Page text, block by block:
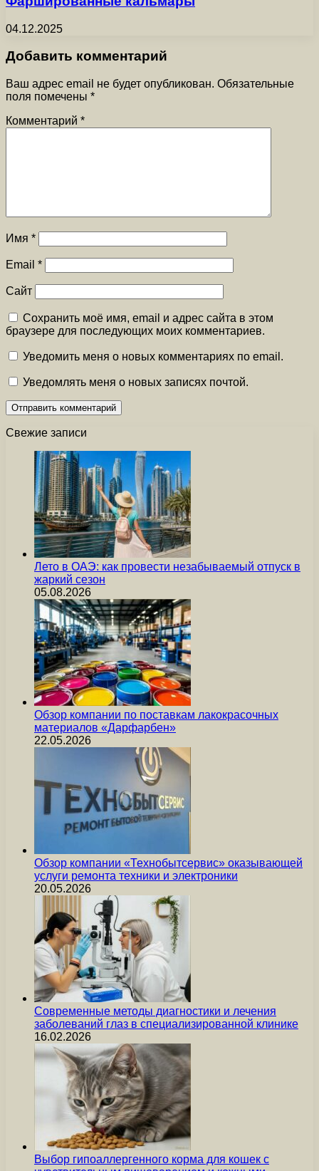
04.12.2025
Добавить комментарий
Ваш адрес email не будет опубликован. Обязательные
поля помечены *
Комментарий *
Имя *
Email *
Сайт
Сохранить моё имя, email и адрес сайта в этом
браузере для последующих моих комментариев.
Уведомить меня о новых комментариях по email.
Уведомлять меня о новых записях почтой.
Свежие записи
Лето в ОАЭ: как провести незабываемый отпуск в
жаркий сезон
05.08.2026
Обзор компании по поставкам лакокрасочных
материалов «Дарфарбен»
22.05.2026
Обзор компании «Технобытсервис» оказывающей
услуги ремонта техники и электроники
20.05.2026
Современные методы диагностики и лечения
заболеваний глаз в специализированной клинике
16.02.2026
Выбор гипоаллергенного корма для кошек с